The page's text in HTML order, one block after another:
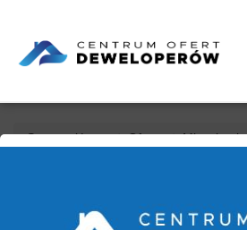
Strona główna Oferty Mieszkania
PIŁA, ŚRÓDMIEŚCIE, OKRZEI